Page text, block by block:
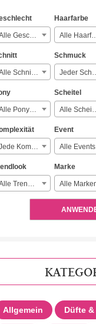
Alle Geschlechter
Haarfarbe
Alle
Alle Schnitte
Schmuck
Jeder
Alle Ponyarten
Scheitel
Alle
Jede Komplexität
Event
Alle Events
Alle Trendlooks
Marke
Alle
Allgemein Düfte &